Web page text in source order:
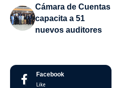
Cámara de Cuentas
capacita a 51
nuevos auditores
Facebook
Like